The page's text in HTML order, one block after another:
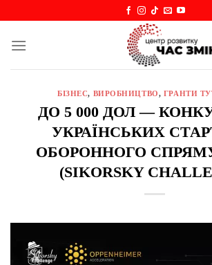
content
БІЗНЕС, ВИРОБНИЦТВО, ГРАНТИ
ДО 5 000 ДОЛ —
УКРАЇНСЬКИХ
ОБОРОННОГО
(SIKORSKY